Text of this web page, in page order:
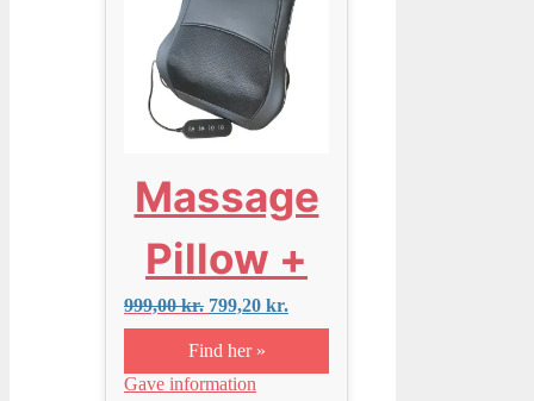
Massage
Pillow +
999,00kr. Den
oprindelige
pris
999,00 kr..
799,20 kr.
aktuelle
Find her »
Gave information